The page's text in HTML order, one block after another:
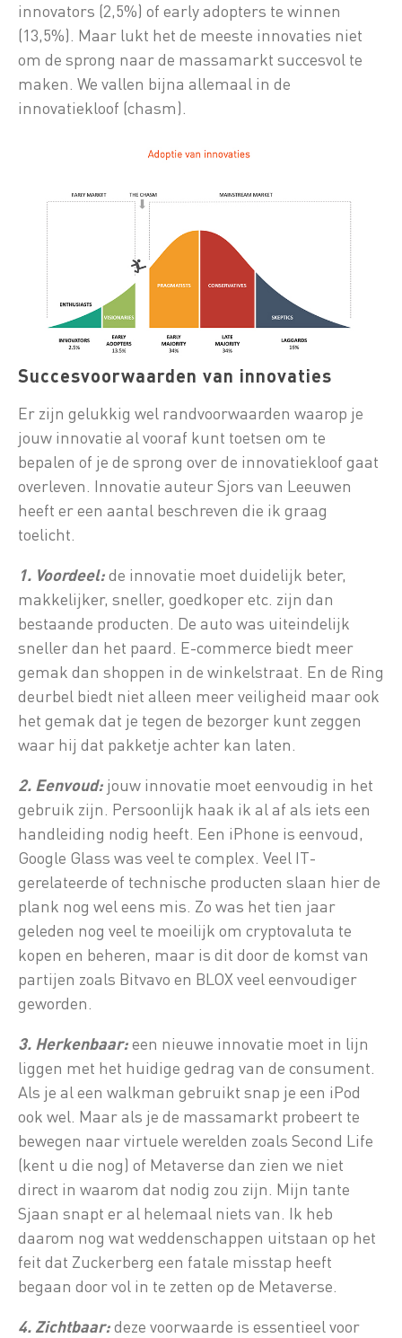
innovators (2,5%) of early adopters te winnen
(13,5%). Maar lukt het de meeste innovaties niet
om de sprong naar de massamarkt succesvol te
maken. We vallen bijna allemaal in de
innovatiekloof (chasm).
Succesvoorwaarden van innovaties
Er zijn gelukkig wel randvoorwaarden waarop je
jouw innovatie al vooraf kunt toetsen om te
bepalen of je de sprong over de innovatiekloof gaat
overleven. Innovatie auteur Sjors van Leeuwen
heeft er een aantal beschreven die ik graag
toelicht.
1. Voordeel:de innovatie moet duidelijk beter,
makkelijker, sneller, goedkoper etc. zijn dan
bestaande producten. De auto was uiteindelijk
sneller dan het paard. E-commerce biedt meer
gemak dan shoppen in de winkelstraat. En de Ring
deurbel biedt niet alleen meer veiligheid maar ook
het gemak dat je tegen de bezorger kunt zeggen
waar hij dat pakketje achter kan laten.
2. Eenvoud: jouw innovatie moet eenvoudig in het
gebruik zijn. Persoonlijk haak ik al af als iets een
handleiding nodig heeft. Een iPhone is eenvoud,
Google Glass was veel te complex. Veel IT-
gerelateerde of technische producten slaan hier de
plank nog wel eens mis. Zo was het tien jaar
geleden nog veel te moeilijk om cryptovaluta te
kopen en beheren, maar is dit door de komst van
partijen zoals Bitvavo en BLOX veel eenvoudiger
geworden.
3. Herkenbaar:een nieuwe innovatie moet in lijn
liggen met het huidige gedrag van de consument.
Als je al een walkman gebruikt snap je een iPod
ook wel. Maar als je de massamarkt probeert te
bewegen naar virtuele werelden zoals Second Life
(kent u die nog) of Metaverse dan zien we niet
direct in waarom dat nodig zou zijn. Mijn tante
Sjaan snapt er al helemaal niets van. Ik heb
daarom nog wat weddenschappen uitstaan op het
feit dat Zuckerberg een fatale misstap heeft
begaan door vol in te zetten op de Metaverse.
4. Zichtbaar:deze voorwaarde is essentieel voor